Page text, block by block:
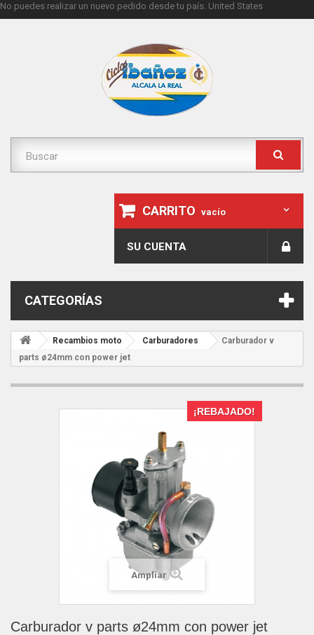
No puedes realizar un nuevo pedido desde tu país. United States
CARRITO vacío
SU CUENTA
CATEGORÍAS
Recambios moto Carburadores
Carburador v
parts ø24mm con power jet
¡REBAJADO!
Ampliar
Carburador v parts ø24mm con power jet